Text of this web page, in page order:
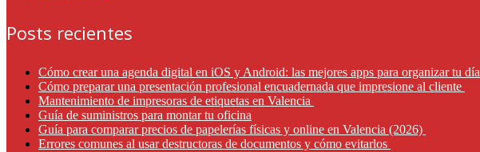
Posts recientes
Cómo crear una agenda digital en iOS y Android: las mejores apps para organizar tu día
Cómo preparar una presentación profesional encuadernada que impresione al cliente
Mantenimiento de impresoras de etiquetas en Valencia
Guía de suministros para montar tu oficina
Guía para comparar precios de papelerías físicas y online en Valencia (2026)
Errores comunes al usar destructoras de documentos y cómo evitarlos